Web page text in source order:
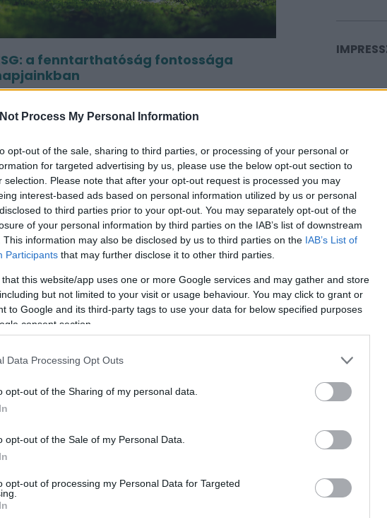
Process My Personal Information
opt-out of the sale, sharing to third parties, or processing of your personal or
for targeted advertising by us, please use the below opt-out section to
selection. Please note that after your opt-out request is processed you may
interest-based ads based on personal information utilized by us or personal
to third parties prior to your opt-out. You may separately opt-out of the
of your personal information by third parties on the IAB’s list of downstream
This information may also be disclosed by us to third parties on the IAB’s List of
Participants that may further disclose it to other third parties.
that this website/app uses one or more Google services and may gather and store
but not limited to your visit or usage behaviour. You may click to grant or
to Google and its third-party tags to use your data for below specified purposes
consent section.
Data Processing Opt Outs
opt-out of the Sharing of my personal data.
opt-out of the Sale of my Personal Data.
opt-out of processing my Personal Data for Targeted
a fenntarthatóság fontossága
fontossága egyre inkább felértékelődik a
világban. Célja, hogy az egyes gazdálkodó...
Milyen szakképesítést szerezz, ha nem
fel egyetemre?
úgy gondolják, hogy nem érdemes felsőoktatási
jelentkezniük, de előfordulhat, hogy az